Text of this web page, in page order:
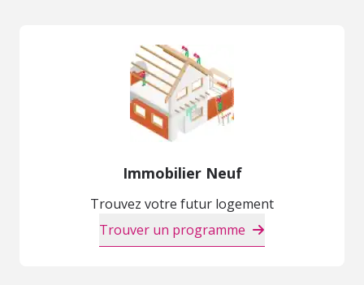
Immobilier Neuf
Trouvez votre futur logement
Trouver un programme